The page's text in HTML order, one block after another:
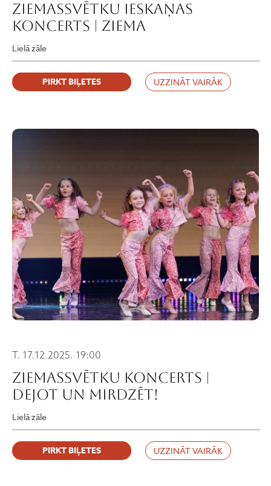
Ziemassvētku ieskaņas
koncerts | ZIEMA
Lielā zāle
PIRKT BIĻETES UZZINĀT VAIRĀK
T. 17.12.2025. 19:00
Ziemassvētku koncerts |
Dejot un mirdzēt!
Lielā zāle
PIRKT BIĻETES UZZINĀT VAIRĀK